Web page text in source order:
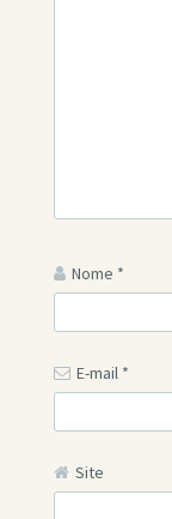
Nome *
E-mail *
Site